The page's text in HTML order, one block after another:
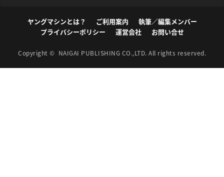
ヤングマシンとは？ ご利用案内
執筆／編集メンバー
プライバシーポリシー
運営会社 お問い合せ
Copyright © NAIGAI PUBLISHING CO.,LTD. All rights reserved.